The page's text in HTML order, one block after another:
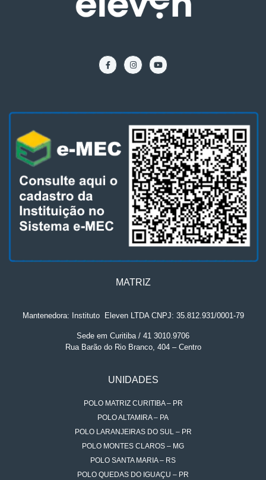
MATRIZ
Mantenedora: Instituto. Eleven LTDA CNPJ: 35.812.931/0001-79
Sede em Curitiba / 41 3010.9706
Rua Barão do Rio Branco, 404 – Centro
UNIDADES
POLO MATRIZ CURITIBA – PR
POLO ALTAMIRA – PA
POLO LARANJEIRAS DO SUL – PR
POLO MONTES CLAROS – MG
POLO SANTA MARIA – RS
POLO QUEDAS DO IGUAÇU – PR